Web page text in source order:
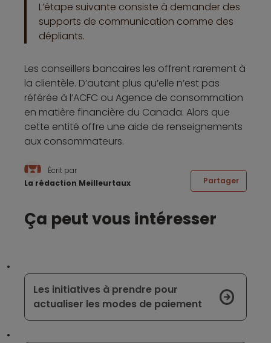
L’étape suivante consiste à demander des
supports de communication comme des
dépliants.
Les conseillers bancaires les offrent rarement à
la clientèle. D’autant plus qu’elle n’est pas
référée à l’ACFC ou Agence de consommation
en matière financière du Canada. Alors que
cette entité offre une aide de renseignements
aux consommateurs.
Écrit par
La rédaction Meilleurtaux
Partager
Ça peut vous intéresser
Les initiatives à prendre pour
actualiser les modes de paiement